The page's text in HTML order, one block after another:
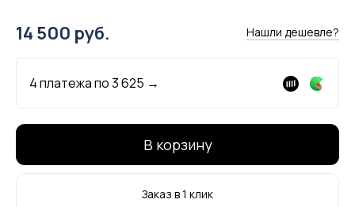
14 500 руб. Нашли дешевле?
4 платежа по3 625 →
В корзину
Заказ в 1 клик